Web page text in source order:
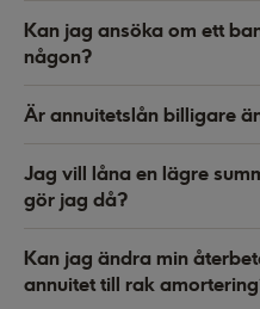
Kan jag ansöka om ett
någon?
Är annuitetslån billigare
Jag vill låna en lägre
gör jag då?
Kan jag ändra min
annuitet till rak